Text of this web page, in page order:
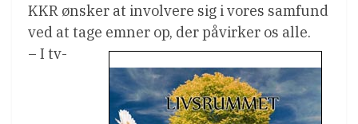
KKR ønsker at involvere sig i vores samfund
ved at tage emner op, der påvirker os alle.
– I tv-